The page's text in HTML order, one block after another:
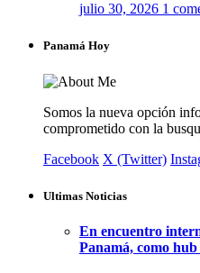
julio 30, 2026 1
Panamá Hoy
Somos la nueva opción
comprometido con la
Facebook X (Twitter)
Ultimas Noticias
En encuentro
Panamá, como